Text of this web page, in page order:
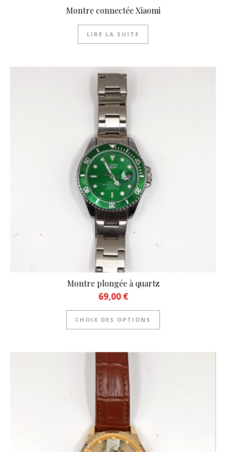
Montre connectée Xiaomi
LIRE LA SUITE
Montre plongée à quartz
69,00 €
CHOIX DES OPTIONS
Ce produit a